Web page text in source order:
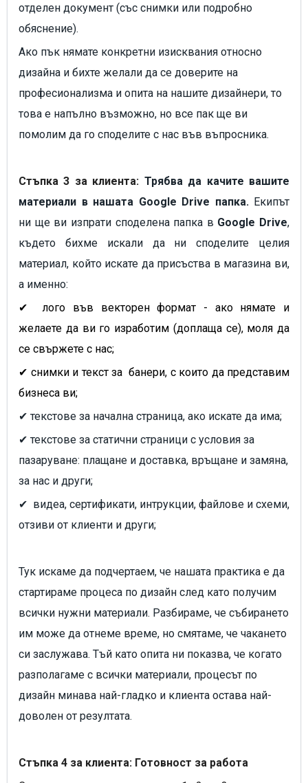
отделен документ (със снимки или подробно
обяснение).
Ако пък нямате конкретни изисквания относно
дизайна и бихте желали да се доверите на
професионализма и опита на нашите дизайнери, то
това е напълно възможно, но все пак ще ви
помолим да го споделите с нас във въпросника.
Стъпка 3 за клиента: Трябва да качите вашите
материали в нашата Google Drive папка. Екипът
ни ще ви изпрати споделена папка в Google Drive,
където бихме искали да ни споделите целия
материал, който искате да присъства в магазина ви,
а именно:
✔
лого във векторен формат - ако нямате и
желаете да ви го изработим (доплаща се), моля да
се свържете с нас;
✔ снимки и текст за банери, с които да представим
бизнеса ви;
✔ текстове за начална страница, ако искате да има;
✔ текстове за статични страници с условия за
пазаруване: плащане и доставка, връщане и замяна,
за нас и други;
✔ видеа, сертификати, интрукции, файлове и схеми,
отзиви от клиенти и други;
Тук искаме да подчертаем, че нашата практика е да
стартираме процеса по дизайн след като получим
всички нужни материали. Разбираме, че събирането
им може да отнеме време, но смятаме, че чакането
си заслужава. Тъй като опита ни показва, че когато
разполагаме с всички материали, процесът по
дизайн минава най-гладко и клиента остава най-
доволен от резултата.
Стъпка 4 за клиента: Готовност за работа